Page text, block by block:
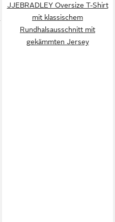
JJEBRADLEY Oversize T-Shirt
mit klassischem
Rundhalsausschnitt mit
gekämmten Jersey